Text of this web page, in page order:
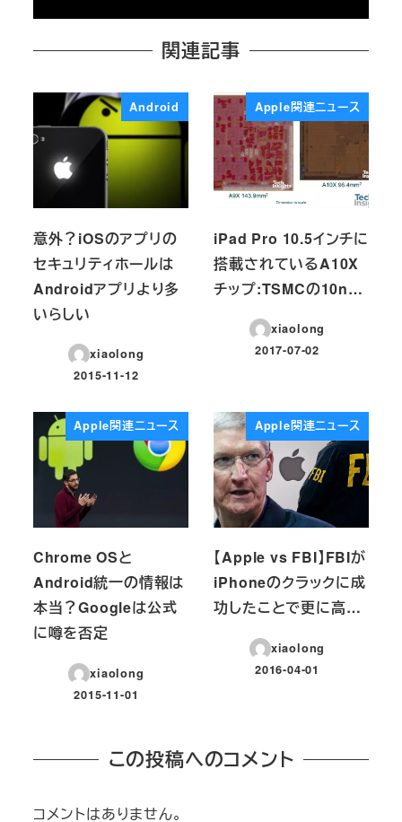
関連記事
Android
意外？iOSのアプリの
セキュリティホールは
Androidアプリより多
いらしい
xiaolong
投稿日
2015-11-12
Apple関連ニュース
iPad Pro 10.5インチに
搭載されているA10X
チップ:TSMCの10n…
xiaolong
投稿日
2017-07-02
Apple関連ニュース
Chrome OSと
Android統一の情報は
本当？Googleは公式
に噂を否定
xiaolong
投稿日
2015-11-01
Apple関連ニュース
【Apple vs FBI】FBIが
iPhoneのクラックに成
功したことで更に高…
xiaolong
投稿日
2016-04-01
この投稿へのコメント
コメントはありません。